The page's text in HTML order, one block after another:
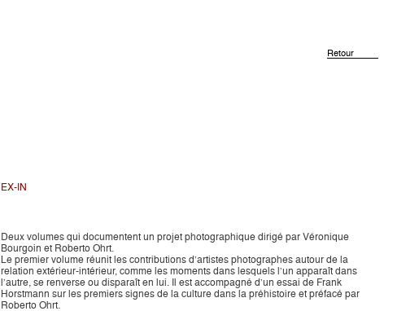
Retour
EX-IN
Deux volumes qui documentent un projet photographique dirigé par Véronique
Bourgoin et Roberto Ohrt.
Le premier volume réunit les contributions d’artistes photographes autour de la
relation extérieur-intérieur, comme les moments dans lesquels l’un apparaît dans
l’autre, se renverse ou disparaît en lui. Il est accompagné d’un essai de Frank
Horstmann sur les premiers signes de la culture dans la préhistoire et préfacé par
Roberto Ohrt.